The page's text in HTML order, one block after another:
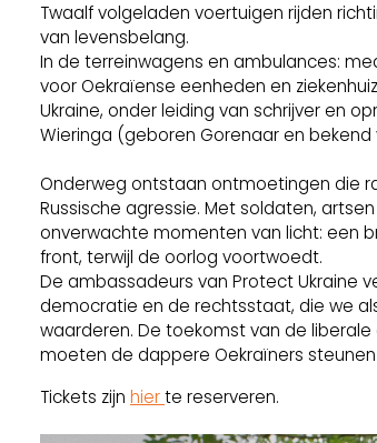
Twaalf volgeladen voertuigen rijden
van levensbelang.
In de terreinwagens en ambulances:
voor Oekraïense eenheden en
Ukraine, onder leiding van schrijver en
Wieringa (geboren Gorenaar en
Onderweg ontstaan ontmoetingen die
Russische agressie. Met soldaten,
onverwachte momenten van licht: een
front, terwijl de oorlog voortwoedt.
De ambassadeurs van Protect Ukraine
democratie en de rechtsstaat, die we
waarderen. De toekomst van de liberale
moeten de dappere Oekraïners
Tickets zijn hierte reserveren.